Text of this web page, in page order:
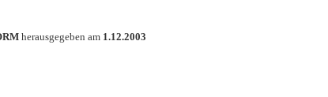
herausgegeben am 1.12.2003